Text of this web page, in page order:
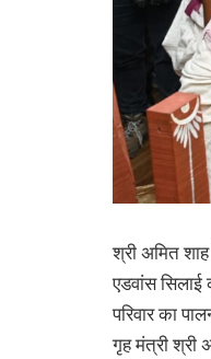
श्री अमित
एडवांस सिलाई
परिवार का
गृह मंत्री श्री